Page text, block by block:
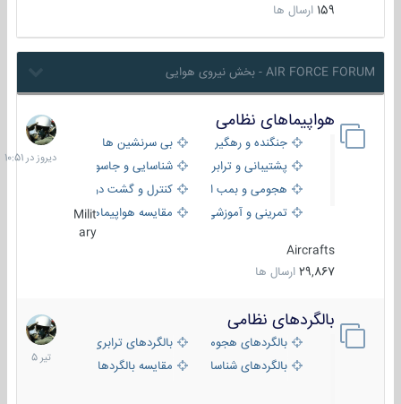
159 ارسال ها
AIR FORCE FORUM - بخش نیروی هوایی
هواپیماهای نظامی
جنگنده و رهگیر
بی سرنشین ها
پشتیبانی و ترابری
شناسایی و جاسوسی
هجومی و بمب افکن
کنترل و گشت دریایی
تمرینی و آموزشی
مقایسه هواپیماهاMilit
ary
Aircrafts
29,867 ارسال ها
دیروز
در
10:51
بالگردهای نظامی
بالگردهای هجومی
بالگردهای ترابری
بالگردهای شناسایی
مقایسه بالگردها
22
تیر
1405